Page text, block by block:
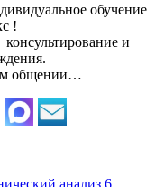
обучение
!
и
общении…